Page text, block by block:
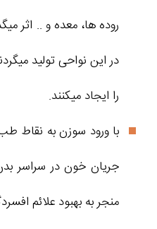
روده ها، معده و .. اثر
در این نواحی تولید
را ایجاد میکنند.
با ورود سوزن به نقاط
جریان خون در سراسر
منجر به بهبود علائم